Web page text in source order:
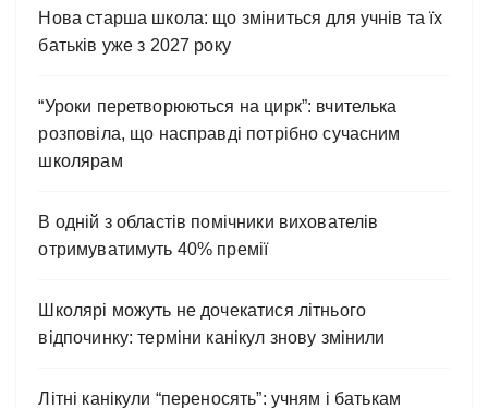
Нова старша школа: що зміниться для учнів та їх
батьків уже з 2027 року
“Уроки перетворюються на цирк”: вчителька
розповіла, що насправді потрібно сучасним
школярам
В одній з областів помічники вихователів
отримуватимуть 40% премії
Школярі можуть не дочекатися літнього
відпочинку: терміни канікул знову змінили
Літні канікули “переносять”: учням і батькам